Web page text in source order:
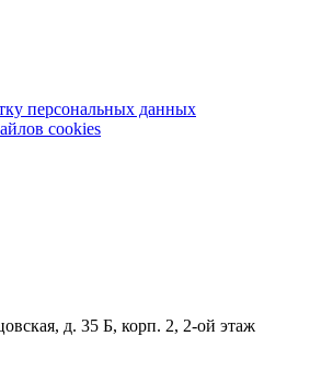
персональных данных
cookies
д. 35 Б, корп. 2, 2-ой этаж